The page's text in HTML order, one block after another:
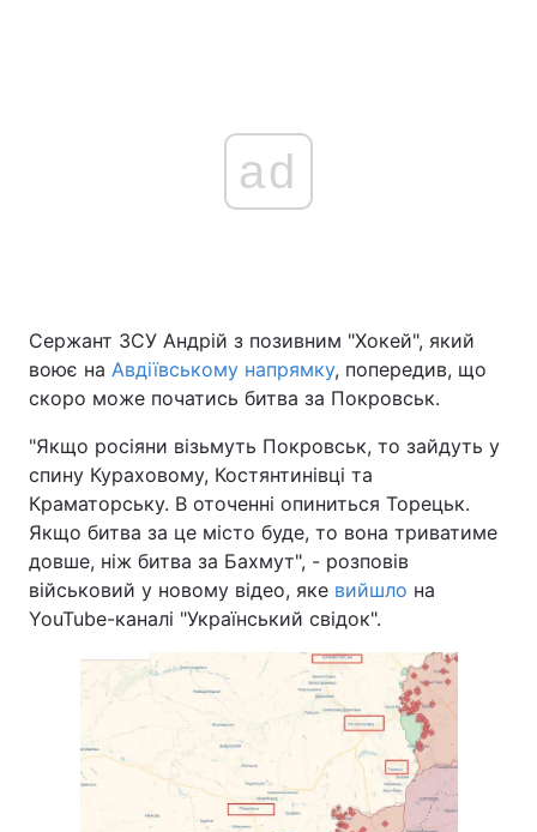
ad
Сержант ЗСУ Андрій з позивним "Хокей", який
воює на Авдіївському напрямку, попередив, що
скоро може початись битва за Покровськ.
"Якщо росіяни візьмуть Покровськ, то зайдуть у
спину Кураховому, Костянтинівці та
Краматорську. В оточенні опиниться Торецьк.
Якщо битва за це місто буде, то вона триватиме
довше, ніж битва за Бахмут", - розповів
військовий у новому відео, яке вийшло на
YouTube-каналі "Український свідок".